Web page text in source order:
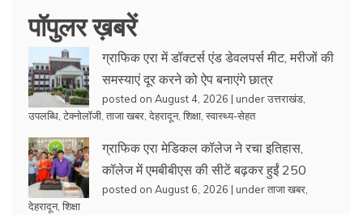
पॉपुलर ख़बरें
ग्राफिक एरा में डॉक्टर्स एंड डेवलपर्स मीट, मरीजों की
समस्याएं दूर करने को ऐप बनाएंगे छात्र
posted on August 4, 2026 | underउत्तराखंड
उपलब्धि टेक्नोलॉजी ताजा खबर देहरादून, शिक्षा स्वास्थ्य-सेहत
ग्राफिक एरा मेडिकल कॉलेज ने रचा इतिहास,
कॉलेज में एमबीबीएस की सीटें बढ़कर हुईं 250
posted on August 6, 2026 | underताजा खबर
देहरादून, शिक्षा